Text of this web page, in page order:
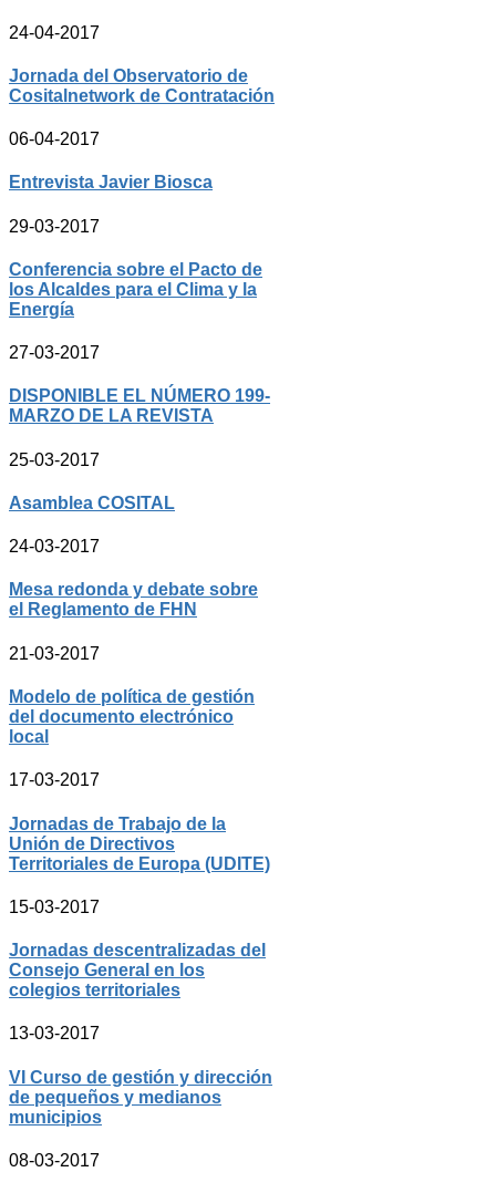
24-04-2017
Jornada del Observatorio de
Cositalnetwork de Contratación
06-04-2017
Entrevista Javier Biosca
29-03-2017
Conferencia sobre el Pacto de
los Alcaldes para el Clima y la
Energía
27-03-2017
DISPONIBLE EL NÚMERO 199-
MARZO DE LA REVISTA
25-03-2017
Asamblea COSITAL
24-03-2017
Mesa redonda y debate sobre
el Reglamento de FHN
21-03-2017
Modelo de política de gestión
del documento electrónico
local
17-03-2017
Jornadas de Trabajo de la
Unión de Directivos
Territoriales de Europa (UDITE)
15-03-2017
Jornadas descentralizadas del
Consejo General en los
colegios territoriales
13-03-2017
VI Curso de gestión y dirección
de pequeños y medianos
municipios
08-03-2017